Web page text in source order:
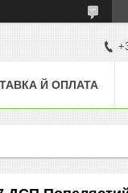
Й ОПЛАТА